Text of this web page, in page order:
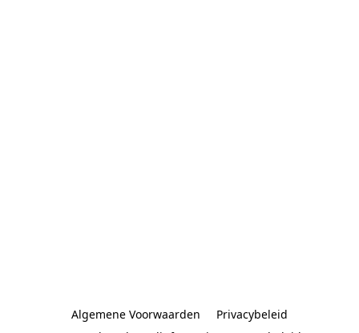
Algemene Voorwaarden
Privacybeleid